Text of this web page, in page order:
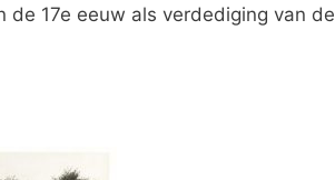
17e eeuw als verdediging van de